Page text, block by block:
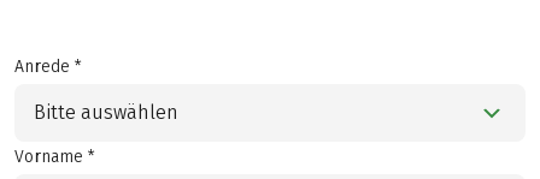
Anrede *
Bitte auswählen
Vorname *